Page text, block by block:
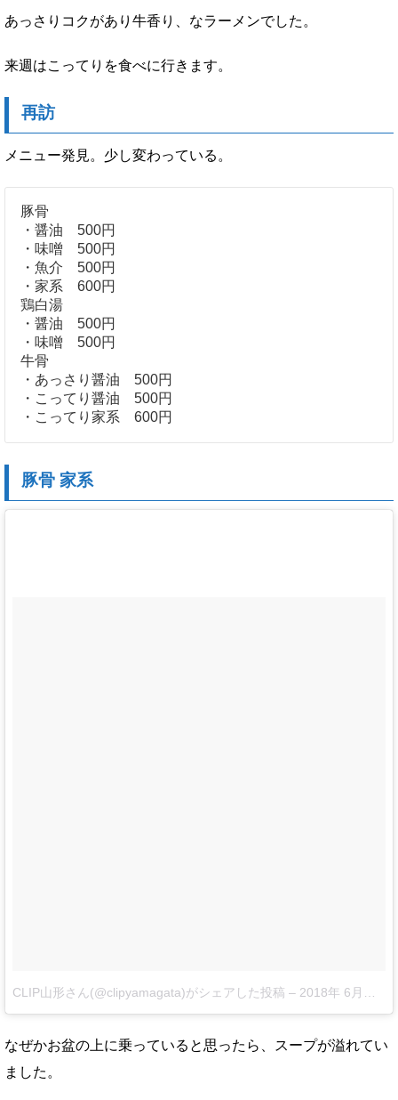
あっさりコクがあり牛香り、なラーメンでした。
来週はこってりを食べに行きます。
再訪
メニュー発見。少し変わっている。
豚骨
・醤油 500円
・味噌 500円
・魚介 500円
・家系 600円
鶏白湯
・醤油 500円
・味噌 500円
牛骨
・あっさり醤油 500円
・こってり醤油 500円
・こってり家系 600円
豚骨 家系
CLIP山形さん(@clipyamagata)がシェアした投稿 – 2018年 6月月1日午前7時26分PDT
なぜかお盆の上に乗っていると思ったら、スープが溢れてい
ました。